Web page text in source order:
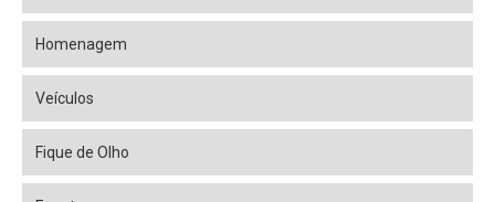
Homenagem
Veículos
Fique de Olho